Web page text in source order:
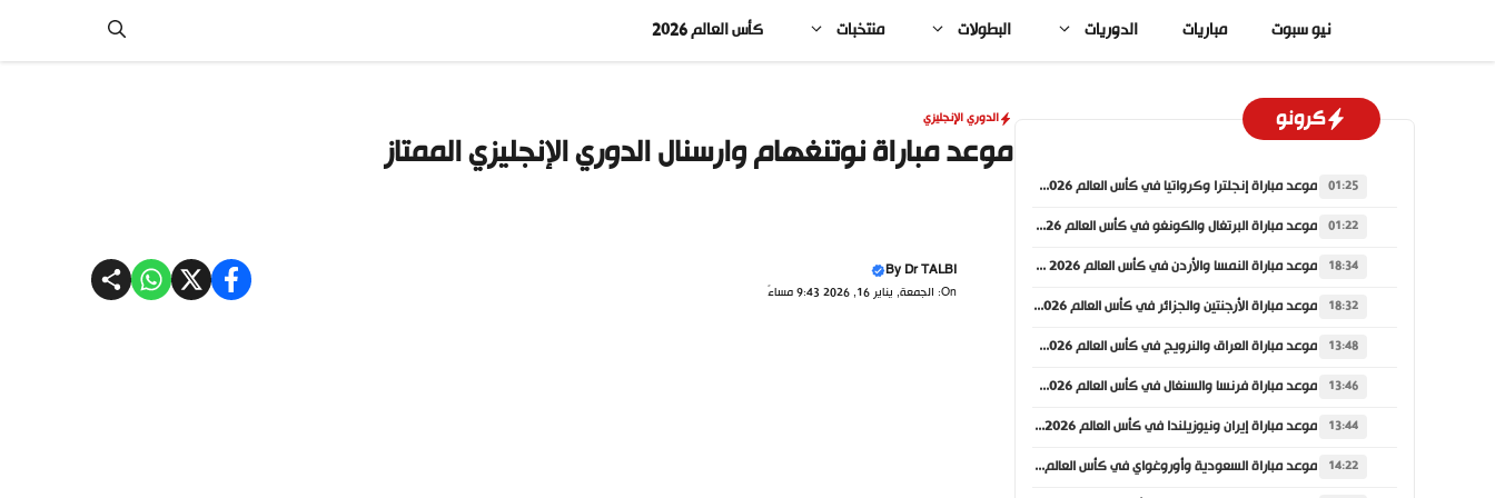
المحتوى
نيو سبوت مباريات الدوريات البطولات منتخبات كأس العالم 2026
الدوري الإنجليزي
موعد مباراة نوتنغهام وارسنال الدوري الإنجليزي الممتاز
ByDr TALBI
On: الجمعة, يناير 16, 2026 9:43 مساءً
كرونو
01:25 موعد مباراة إنجلترا وكرواتيا في كأس العالم 2026 والقنوات الناقلة
01:22 موعد مباراة البرتغال والكونغو في كأس العالم 2026 والقنوات الناقلة
18:34 موعد مباراة النمسا والأردن في كأس العالم 2026 والقنوات الناقلة
18:32 موعد مباراة الأرجنتين والجزائر في كأس العالم 2026 والقنوات الناقلة
13:48 موعد مباراة العراق والنرويج في كأس العالم 2026 والقنوات الناقلة
13:46 موعد مباراة فرنسا والسنغال في كأس العالم 2026 والقنوات الناقلة
13:44 موعد مباراة إيران ونيوزيلندا في كأس العالم 2026 والقنوات الناقلة
14:22 موعد مباراة السعودية وأوروغواي في كأس العالم 2026 والقنوات الناقلة